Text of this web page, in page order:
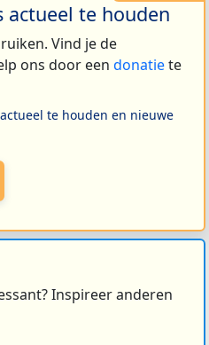
actueel te houden
Vind je de
ons door een donatiete
te houden en nieuwe
Inspireer anderen